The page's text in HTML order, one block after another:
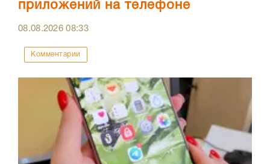
приложений на телефоне
08.08.202608:33
Комментарии